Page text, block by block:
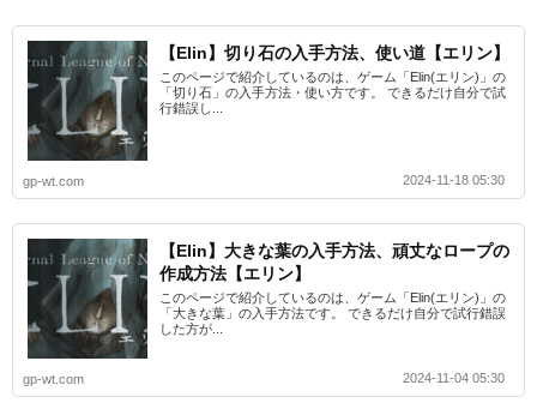
【Elin】切り石の入手方法、使い道【エリン】
このページで紹介しているのは、ゲーム「Elin(エリン)」の
「切り石」の入手方法・使い方です。 できるだけ自分で試
行錯誤し...
gp-wt.com 2024-11-18 05:30
【Elin】大きな葉の入手方法、頑丈なロープの
作成方法【エリン】
このページで紹介しているのは、ゲーム「Elin(エリン)」の
「大きな葉」の入手方法です。 できるだけ自分で試行錯誤
した方が...
gp-wt.com 2024-11-04 05:30